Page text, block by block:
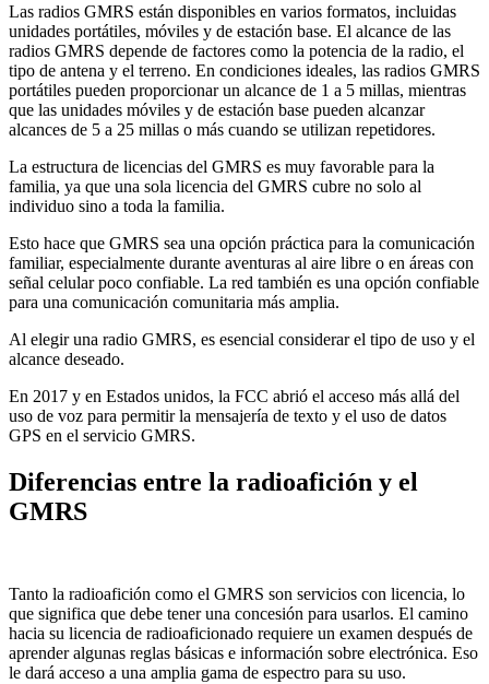
Las radios GMRS están disponibles en varios formatos, incluidas
unidades portátiles, móviles y de estación base. El alcance de las
radios GMRS depende de factores como la potencia de la radio, el
tipo de antena y el terreno. En condiciones ideales, las radios GMRS
portátiles pueden proporcionar un alcance de 1 a 5 millas, mientras
que las unidades móviles y de estación base pueden alcanzar
alcances de 5 a 25 millas o más cuando se utilizan repetidores.
La estructura de licencias del GMRS es muy favorable para la
familia, ya que una sola licencia del GMRS cubre no solo al
individuo sino a toda la familia.
Esto hace que GMRS sea una opción práctica para la comunicación
familiar, especialmente durante aventuras al aire libre o en áreas con
señal celular poco confiable. La red también es una opción confiable
para una comunicación comunitaria más amplia.
Al elegir una radio GMRS, es esencial considerar el tipo de uso y el
alcance deseado.
En 2017 y en Estados unidos, la FCC abrió el acceso más allá del
uso de voz para permitir la mensajería de texto y el uso de datos
GPS en el servicio GMRS.
Diferencias entre la radioafición y el
GMRS
Tanto la radioafición como el GMRS son servicios con licencia, lo
que significa que debe tener una concesión para usarlos. El camino
hacia su licencia de radioaficionado requiere un examen después de
aprender algunas reglas básicas e información sobre electrónica. Eso
le dará acceso a una amplia gama de espectro para su uso.